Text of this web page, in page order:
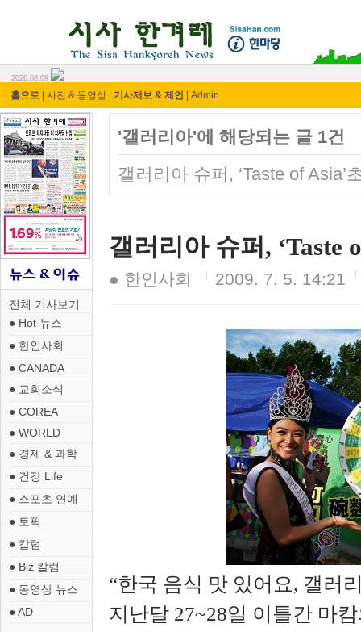
2026.08.09
홈으로 사진 & 동영상 기사제보 & 제언 Admin
전체 기사보기
● Hot 뉴스
● 한인사회
● CANADA
● 교회소식
● COREA
● WORLD
● 경제 & 과학
● 건강 Life
● 스포츠 연예
● 토픽
● 칼럼
● Biz 칼럼
● 동영상 뉴스
● AD
'갤러리아'에 해당되는 글 1건
갤러리아 슈퍼, ‘Taste of
갤러리아 슈퍼,
● 한인사회 2009. 7. 5. 14:21
“한국 음식 맛 있어요, 갤러
지난달 27~28일 이틀간 마